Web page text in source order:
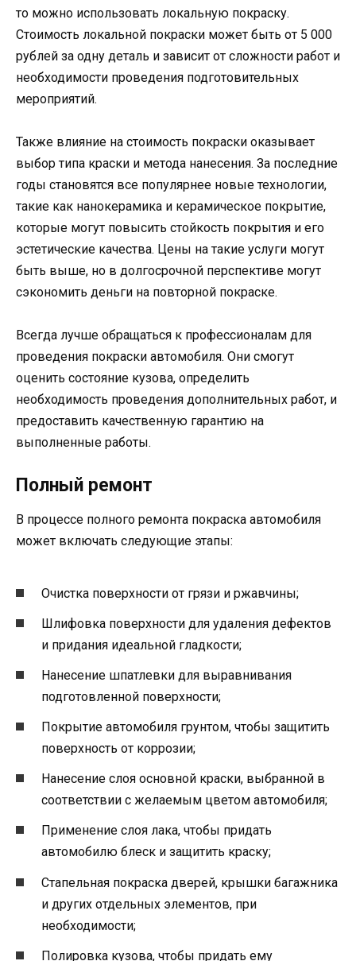
то можно использовать локальную покраску.
Стоимость локальной покраски может быть от 5 000
рублей за одну деталь и зависит от сложности работ и
необходимости проведения подготовительных
мероприятий.
Также влияние на стоимость покраски оказывает
выбор типа краски и метода нанесения. За последние
годы становятся все популярнее новые технологии,
такие как нанокерамика и керамическое покрытие,
которые могут повысить стойкость покрытия и его
эстетические качества. Цены на такие услуги могут
быть выше, но в долгосрочной перспективе могут
сэкономить деньги на повторной покраске.
Всегда лучше обращаться к профессионалам для
проведения покраски автомобиля. Они смогут
оценить состояние кузова, определить
необходимость проведения дополнительных работ, и
предоставить качественную гарантию на
выполненные работы.
Полный ремонт
В процессе полного ремонта покраска автомобиля
может включать следующие этапы:
Очистка поверхности от грязи и ржавчины;
Шлифовка поверхности для удаления дефектов
и придания идеальной гладкости;
Нанесение шпатлевки для выравнивания
подготовленной поверхности;
Покрытие автомобиля грунтом, чтобы защитить
поверхность от коррозии;
Нанесение слоя основной краски, выбранной в
соответствии с желаемым цветом автомобиля;
Применение слоя лака, чтобы придать
автомобилю блеск и защитить краску;
Стапельная покраска дверей, крышки багажника
и других отдельных элементов, при
необходимости;
Полировка кузова, чтобы придать ему